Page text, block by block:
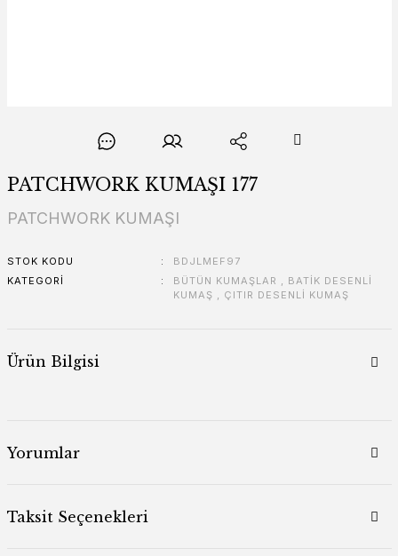
PATCHWORK KUMAŞI 177
PATCHWORK KUMAŞI
STOK KODU
BDJLMEF97
KATEGORI
BÜTÜN KUMAŞLAR , BATİK DESENLİ
KUMAŞ , ÇITIR DESENLİ KUMAŞ
Ürün Bilgisi
Yorumlar
Taksit Seçenekleri